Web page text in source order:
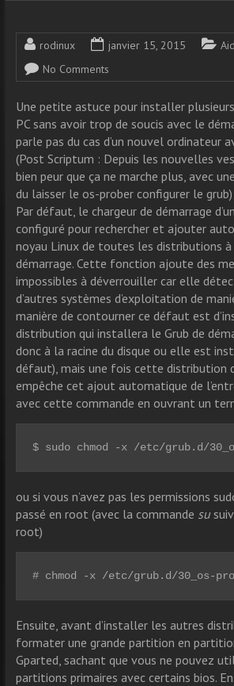
rodinux janvier 15, 2015
No Comments
Une petite astuce pour installer
PC sans avoir trop de soucis avec le
parle pas du cas d’un nouvel ordinateur
(Post Scriptum : Depuis les nouvelles
bien peur que ça ne marche plus, avec
du laisser le os-prober configurer le grub)
Par défaut, le chargeur de démarrage
configuré pour rechercher et ajouter
noyau Linux de toutes les distributions à
démarrage. Cette fonction ajoute des
impossibles à déverrouiller car elle
d’autres systèmes d’exploitation de
manière de contourner ce défaut est
distribution qui installera le Grub de
donc à la racine du disque ou elle est
défaut), mais une fois cette distribution
empêche cet ajout automatique de
avec cette commande en ouvrant un
$ sudo chmod -x /etc/grub.d/
ou si vous n’avez pas les permissions
passé en root (avec la commande su
root)
# chmod -x /etc/grub.d/30_os-
Ensuite, avant d’installer les autres
formater une grande partition en
Gparted, sachant que vous ne pouvez
partitions primaires avec certains bios.